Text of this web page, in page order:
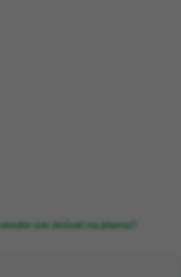
vender um imóvel na planta?